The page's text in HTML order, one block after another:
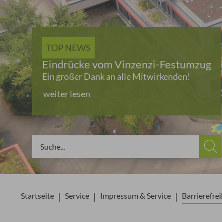
TOP NEWS
Eindrücke vom Vinzenzi-Festumzug
Ein großer Dank an alle Mitwirkenden!
weiter lesen
Startseite Service Impressum & Service